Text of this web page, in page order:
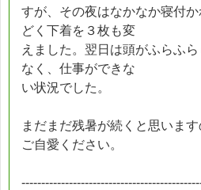
すが、その夜はなかなか寝付
どく下着を３枚も変
えました。翌日は頭がふらふ
なく、仕事ができな
い状況でした。
まだまだ残暑が続くと思いま
ご自愛ください。